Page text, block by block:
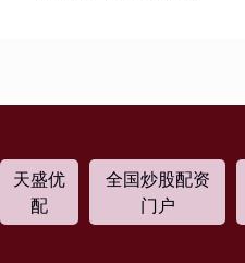
天盛优
配
全国炒股配资
门户